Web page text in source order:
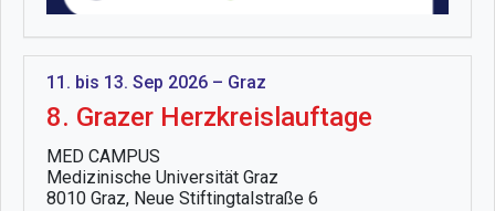
11. bis 13. Sep 2026 – Graz
8. Grazer Herzkreislauftage
MED CAMPUS
Medizinische Universität Graz
8010 Graz, Neue Stiftingtalstraße 6